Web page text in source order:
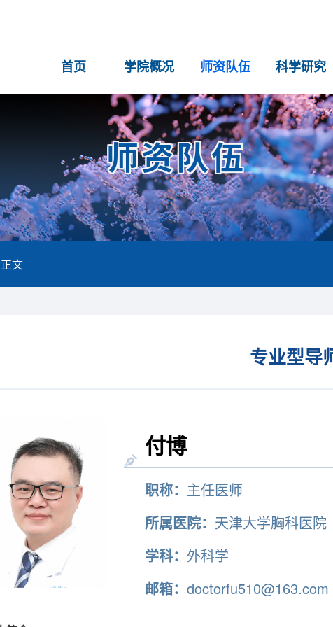
首页 学院概况 师资队伍 科学研究
师资队伍
正文
专业型导
付博
职称： 主任医师
所属医院： 天津大学胸科医院
学科： 外科学
邮箱： doctorfu510@163.com